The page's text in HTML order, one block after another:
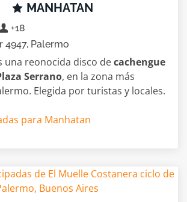
MANHATAN
+18
4947, Palermo
una reonocida disco decachengue
Serrano, en la zona más
Elegida por turistas y locales.
para Manhatan